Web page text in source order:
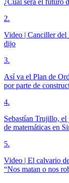
¿Cuál será el futuro
2.
Video | Canciller del
dijo
3.
Así va el Plan de
por parte de
4.
Sebastían Trujillo,
de matemáticas en
5.
Video | El calvario
“Nos matan o nos